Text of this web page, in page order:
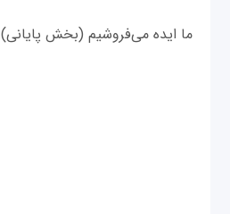
ما ايده می‌فروشيم (بخش پایانی)